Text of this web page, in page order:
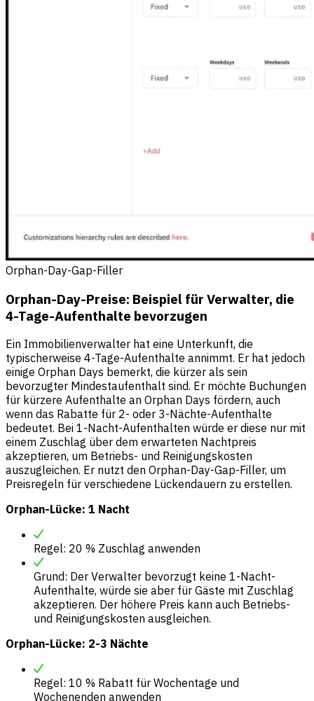
Orphan-Day-Gap-Filler
Orphan-Day-Preise: Beispiel für Verwalter, die
4-Tage-Aufenthalte bevorzugen
Ein Immobilienverwalter hat eine Unterkunft, die
typischerweise 4-Tage-Aufenthalte annimmt. Er hat jedoch
einige Orphan Days bemerkt, die kürzer als sein
bevorzugter Mindestaufenthalt sind. Er möchte Buchungen
für kürzere Aufenthalte an Orphan Days fördern, auch
wenn das Rabatte für 2- oder 3-Nächte-Aufenthalte
bedeutet. Bei 1-Nacht-Aufenthalten würde er diese nur mit
einem Zuschlag über dem erwarteten Nachtpreis
akzeptieren, um Betriebs- und Reinigungskosten
auszugleichen. Er nutzt den Orphan-Day-Gap-Filler, um
Preisregeln für verschiedene Lückendauern zu erstellen.
Orphan-Lücke: 1 Nacht
Regel: 20 % Zuschlag anwenden
Grund: Der Verwalter bevorzugt keine 1-Nacht-
Aufenthalte, würde sie aber für Gäste mit Zuschlag
akzeptieren. Der höhere Preis kann auch Betriebs-
und Reinigungskosten ausgleichen.
Orphan-Lücke: 2-3 Nächte
Regel: 10 % Rabatt für Wochentage und
Wochenenden anwenden